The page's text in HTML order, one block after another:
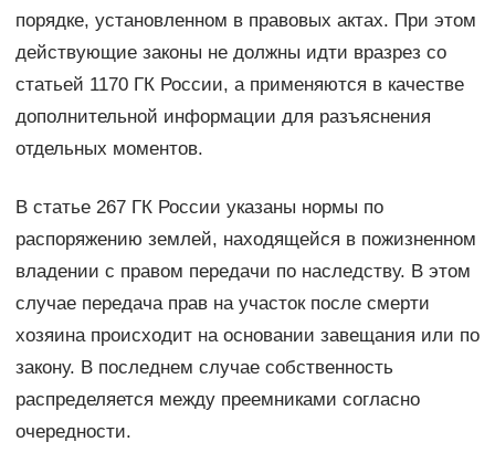
порядке, установленном в правовых актах. При этом
действующие законы не должны идти вразрез со
статьей 1170 ГК России, а применяются в качестве
дополнительной информации для разъяснения
отдельных моментов.
В статье 267 ГК России указаны нормы по
распоряжению землей, находящейся в пожизненном
владении с правом передачи по наследству. В этом
случае передача прав на участок после смерти
хозяина происходит на основании завещания или по
закону. В последнем случае собственность
распределяется между преемниками согласно
очередности.